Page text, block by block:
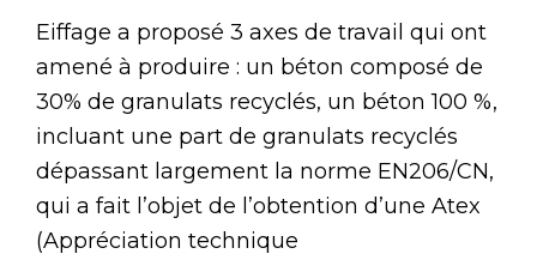
Eiffage a proposé 3 axes de travail qui ont
amené à produire : un béton composé de
30% de granulats recyclés, un béton 100 %,
incluant une part de granulats recyclés
dépassant largement la norme EN206/CN,
qui a fait l’objet de l’obtention d’une Atex
(Appréciation technique